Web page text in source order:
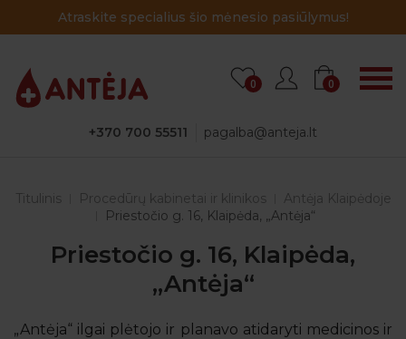
Atraskite specialius šio mėnesio pasiūlymus!
+370 700 55511 pagalba@anteja.lt
0 0
Titulinis Procedūrų kabinetai ir klinikos
Antėja Klaipėdoje
Priestočio g. 16, Klaipėda, „Antėja“
Priestočio g. 16, Klaipėda,
„Antėja“
„Antėja“ ilgai plėtojo ir planavo atidaryti medicinos ir